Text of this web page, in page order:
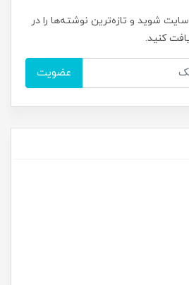
شوید و تازه‌ترین نوشته‌ها را در
کنید.
عضویت